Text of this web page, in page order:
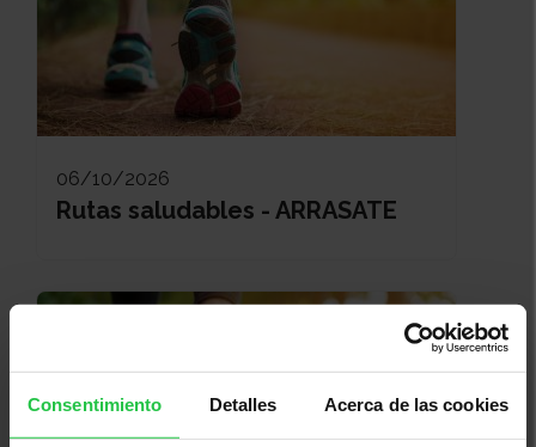
Consentimiento Detalles Acerca de las cookies
06/10/2026
Rutas saludables - ARRASATE